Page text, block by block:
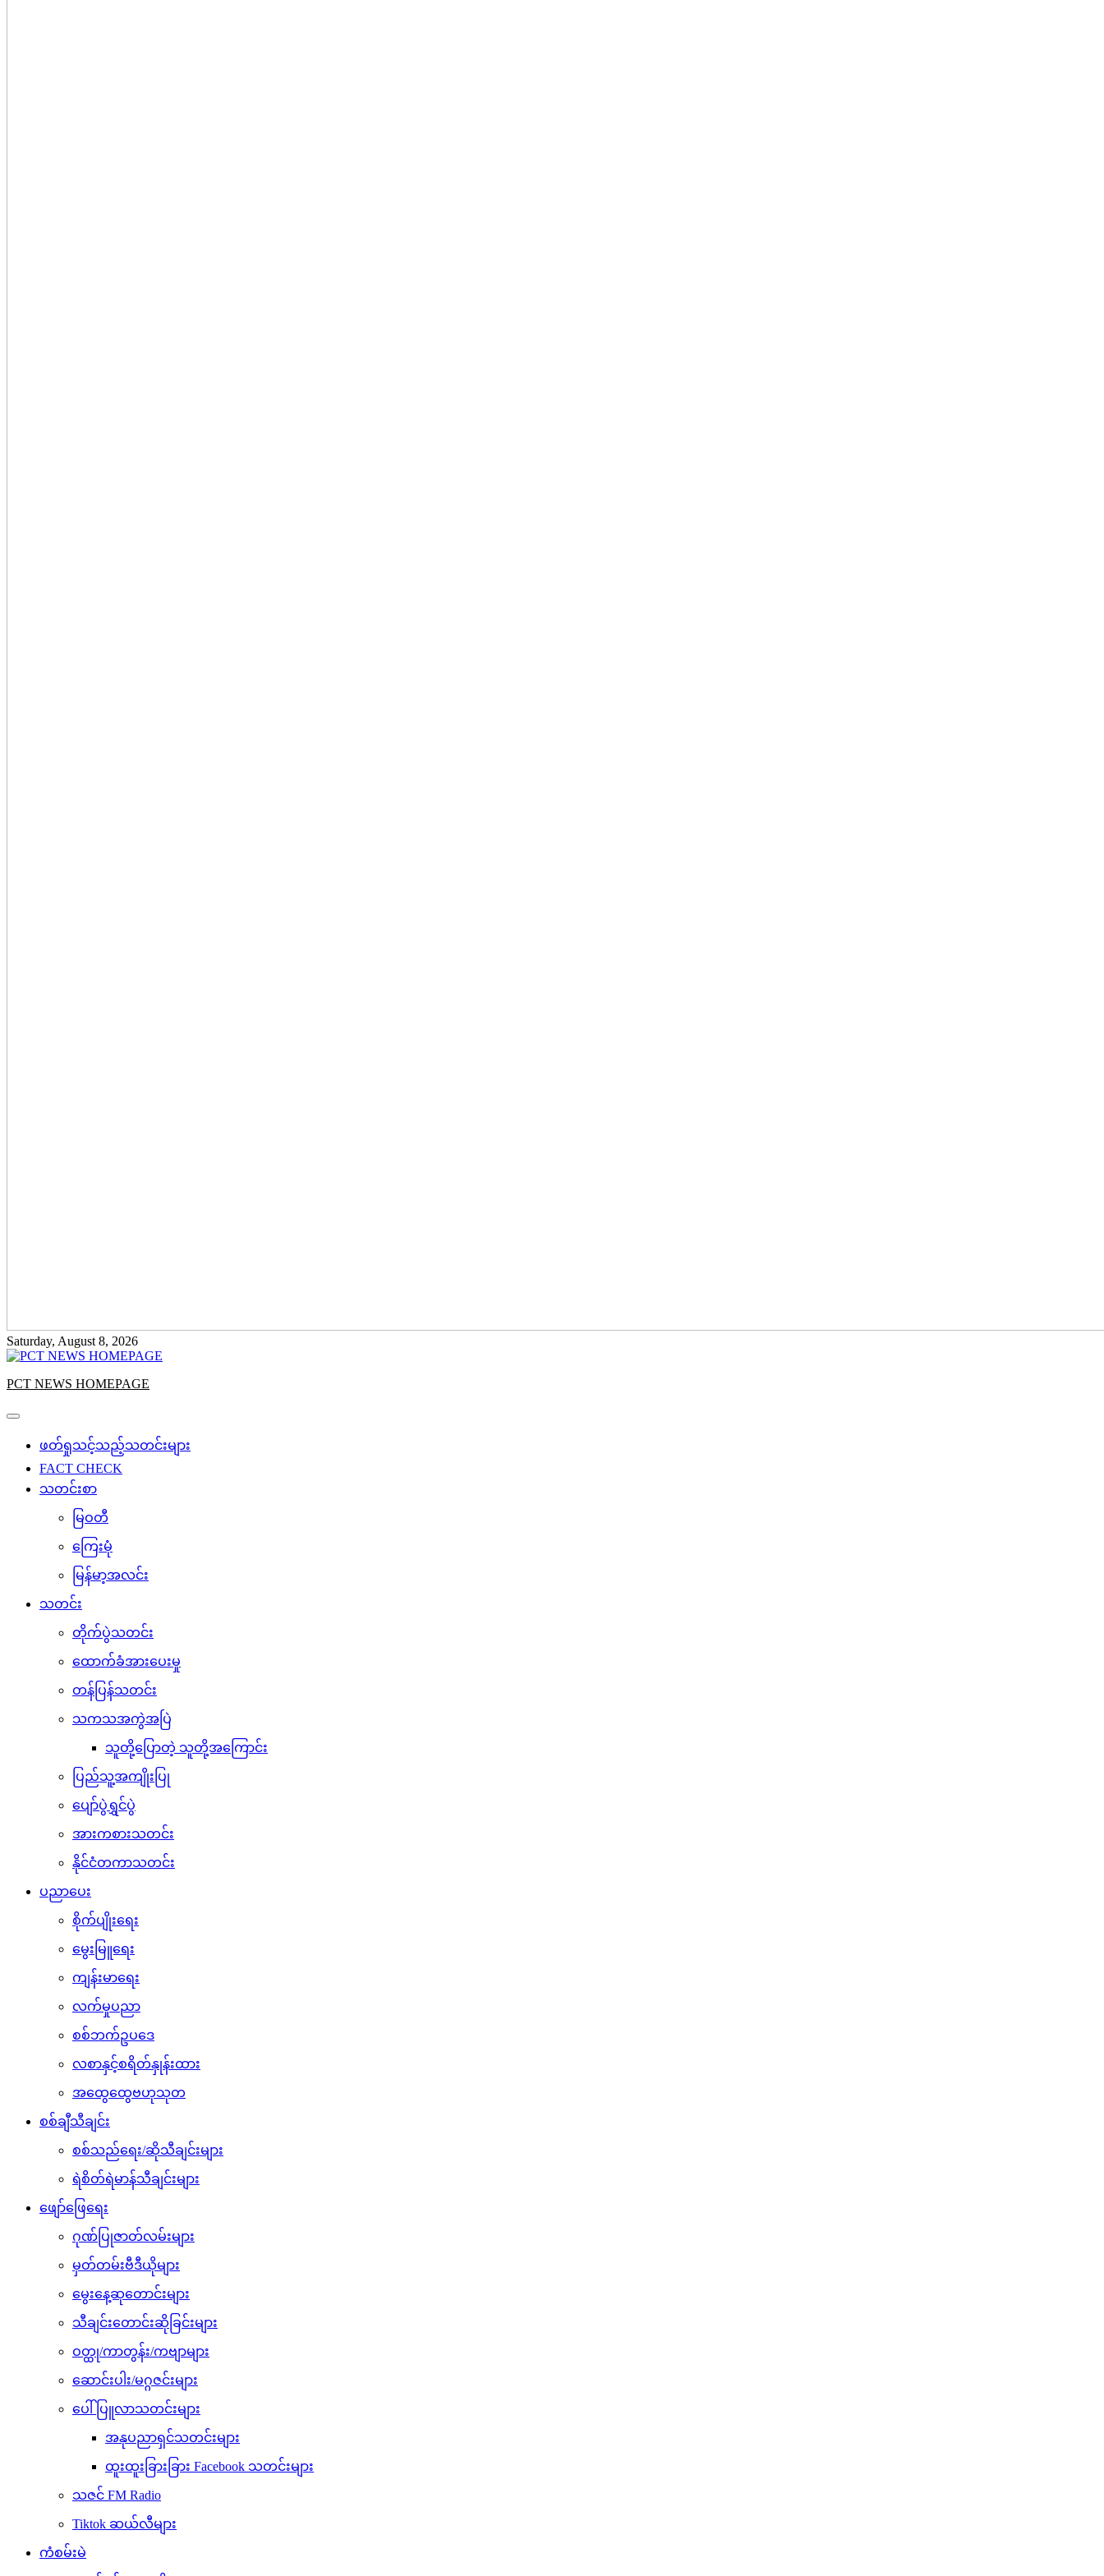
Saturday, August 8, 2026
PCT NEWS HOMEPAGE
ဖတ်ရှုသင့်သည့်သတင်းများ
FACT CHECK
သတင်းစာ
မြဝတီ
ကြေးမုံ
မြန်မာ့အလင်း
သတင်း
တိုက်ပွဲသတင်း
ထောက်ခံအားပေးမှု
တန်ပြန်သတင်း
သကသအကွဲအပြဲ
သူတို့ပြောတဲ့ သူတို့အကြောင်း
ပြည်သူ့အကျိုးပြု
ပျော်ပွဲရွှင်ပွဲ
အားကစားသတင်း
နိုင်ငံတကာသတင်း
ပညာပေး
စိုက်ပျိုးရေး
မွေးမြူရေး
ကျန်းမာရေး
လက်မှုပညာ
စစ်ဘက်ဥပဒေ
လစာနှင့်စရိတ်နှုန်းထား
အထွေထွေဗဟုသုတ
စစ်ချီသီချင်း
စစ်သည်ရေး/ဆိုသီချင်းများ
ရဲစိတ်ရဲမာန်သီချင်းများ
ဖျော်ဖြေရေး
ဂုဏ်ပြုဇာတ်လမ်းများ
မှတ်တမ်းဗီဒီယိုများ
မွေးနေ့ဆုတောင်းများ
သီချင်းတောင်းဆိုခြင်းများ
ဝတ္ထု/ကာတွန်း/ကဗျာများ
ဆောင်းပါး/မဂ္ဂဇင်းများ
ပေါ်ပြူလာသတင်းများ
အနုပညာရှင်သတင်းများ
ထူးထူးခြားခြား Facebook သတင်းများ
သဇင် FM Radio
Tiktok ဆယ်လီများ
ကံစမ်းမဲ